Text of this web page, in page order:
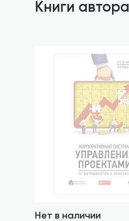
Книги автора
Нет в наличии